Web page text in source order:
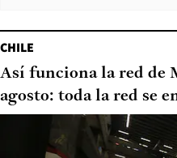
CHILE
Así funciona la red de
agosto: toda la red se